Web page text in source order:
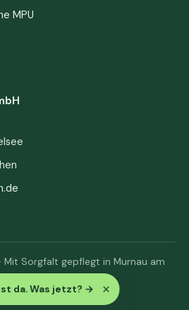
da. Was jetzt? → ×
MPU
Mit Sorgfalt gepflegt in Murnau am
& AGB